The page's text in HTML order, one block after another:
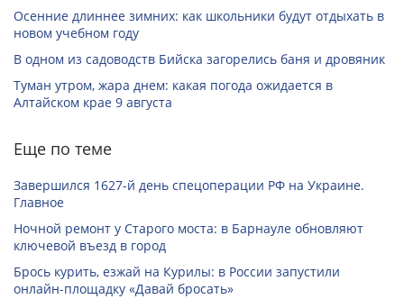
Осенние длиннее зимних: как школьники будут отдыхать в
новом учебном году
В одном из садоводств Бийска загорелись баня и дровяник
Туман утром, жара днем: какая погода ожидается в
Алтайском крае 9 августа
Еще по теме
Завершился 1627-й день спецоперации РФ на Украине.
Главное
Ночной ремонт у Старого моста: в Барнауле обновляют
ключевой въезд в город
Брось курить, езжай на Курилы: в России запустили
онлайн-­площадку «Давай бросать»